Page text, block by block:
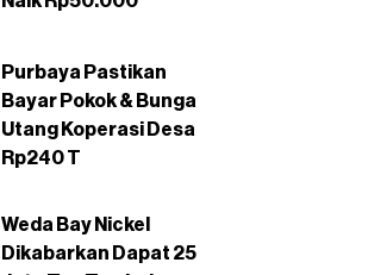
Purbaya Pastikan
Bayar Pokok & Bunga
Utang Koperasi Desa
Rp240 T
Weda Bay Nickel
Dikabarkan Dapat 25